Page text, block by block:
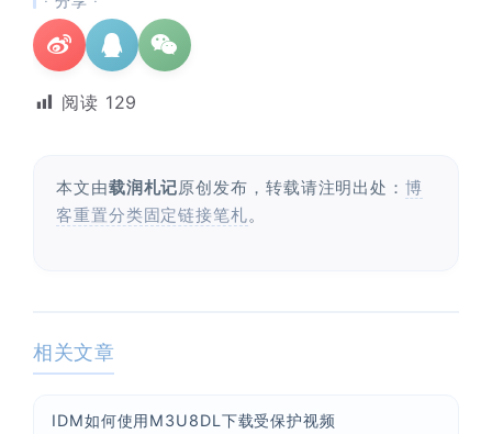
阅读 129
本文由载润札记原创发布，转载请注明出处：博
客重置分类固定链接笔札。
相关文章
IDM如何使用M3U8DL下载受保护视频